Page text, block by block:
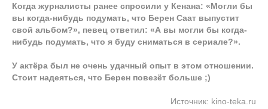
Когда журналисты ранее спросили у Кенана: «Могли бы
вы когда-нибудь подумать, что Берен Саат выпустит
свой альбом?», певец ответил: «А вы могли бы когда-
нибудь подумать, что я буду сниматься в сериале?».
У актёра был не очень удачный опыт в этом отношении.
Стоит надеяться, что Берен повезёт больше ;)
Источник: kino-teka.ru